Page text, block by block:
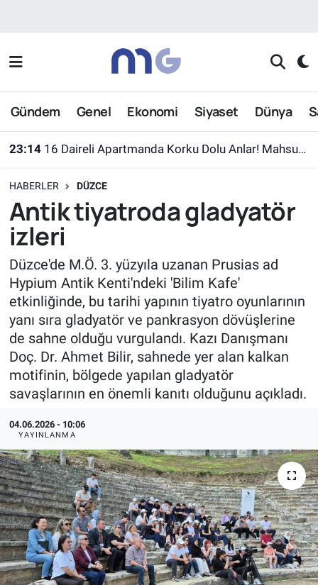
Gündem Genel Ekonomi Siyaset Dünya
23:14 16 Daireli Apartmanda Korku Dolu Anlar! Mahsur Kalanlar Kurtarıldı
HABERLER DÜZCE
Antik tiyatroda gladyatör
izleri
Düzce'de M.Ö. 3. yüzyıla uzanan Prusias ad
Hypium Antik Kenti'ndeki 'Bilim Kafe'
etkinliğinde, bu tarihi yapının tiyatro oyunlarının
yanı sıra gladyatör ve pankrasyon dövüşlerine
de sahne olduğu vurgulandı. Kazı Danışmanı
Doç. Dr. Ahmet Bilir, sahnede yer alan kalkan
motifinin, bölgede yapılan gladyatör
savaşlarının en önemli kanıtı olduğunu açıkladı.
04.06.2026 - 10:06
YAYINLANMA
Nöbetçi Eczaneler
Hava Durumu
Süper Lig Puan Durumu ve Fikstür
Tüm Manşetler
Son Dakika Haberleri
Haber Arşivi